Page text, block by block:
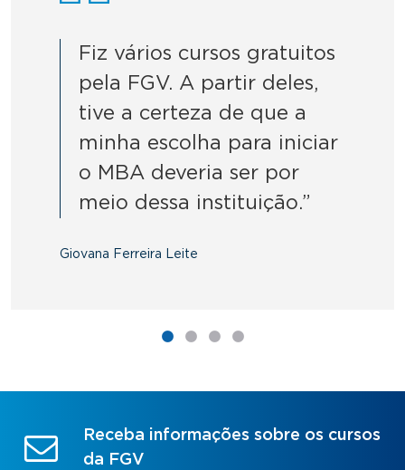
Fiz vários cursos gratuitos
pela FGV. A partir deles,
tive a certeza de que a
minha escolha para iniciar
o MBA deveria ser por
meio dessa instituição.”
Giovana Ferreira Leite
Receba informações sobre os cursos
da FGV